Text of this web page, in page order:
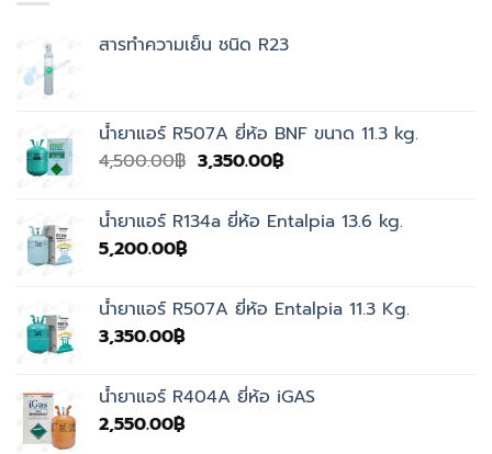
สารทำความเย็น ชนิด R23
น้ำยาแอร์ R507A ยี่ห้อ BNF ขนาด 11.3 kg.
4,500.00฿ Original
4,500.00฿.
3,350.00฿Current
3,350.00฿.
น้ำยาแอร์ R134a ยี่ห้อ Entalpia 13.6 kg.
5,200.00฿
น้ำยาแอร์ R507A ยี่ห้อ Entalpia 11.3 Kg.
3,350.00฿
น้ำยาแอร์ R404A ยี่ห้อ iGAS
2,550.00฿